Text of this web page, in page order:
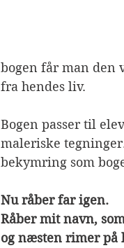
bogen får man den
fra hendes liv.
Bogen passer til
maleriske
bekymring som
Nu råber far igen.
Råber mit navn,
og næsten rimer på